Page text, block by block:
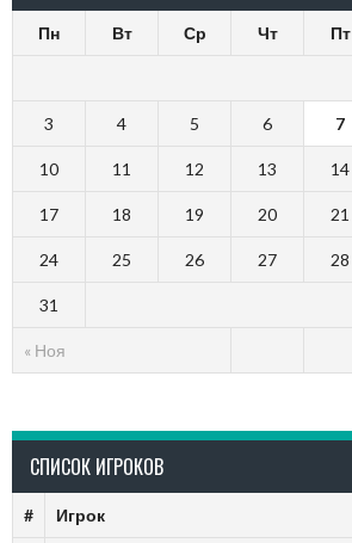
Пн Вт Ср Чт Пт
« Ноя
3 4 5 6 7
10 11 12 13 14
17 18 19 20 21
24 25 26 27 28
31
СПИСОК ИГРОКОВ
# Игрок